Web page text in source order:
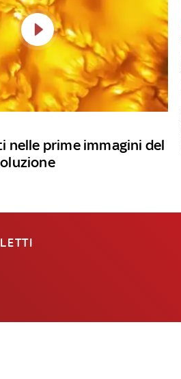
nelle prime immagini del